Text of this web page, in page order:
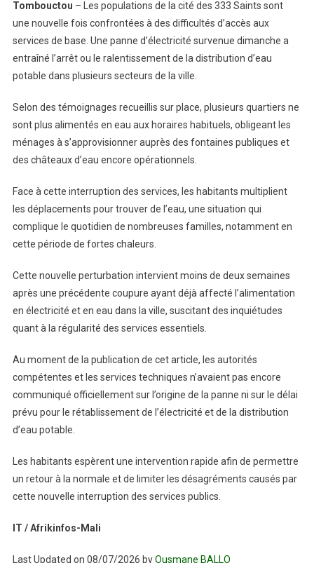
Tombouctou – Les populations de la cité des 333 Saints sont
une nouvelle fois confrontées à des difficultés d’accès aux
services de base. Une panne d’électricité survenue dimanche a
entraîné l’arrêt ou le ralentissement de la distribution d’eau
potable dans plusieurs secteurs de la ville.
Selon des témoignages recueillis sur place, plusieurs quartiers ne
sont plus alimentés en eau aux horaires habituels, obligeant les
ménages à s’approvisionner auprès des fontaines publiques et
des châteaux d’eau encore opérationnels.
Face à cette interruption des services, les habitants multiplient
les déplacements pour trouver de l’eau, une situation qui
complique le quotidien de nombreuses familles, notamment en
cette période de fortes chaleurs.
Cette nouvelle perturbation intervient moins de deux semaines
après une précédente coupure ayant déjà affecté l’alimentation
en électricité et en eau dans la ville, suscitant des inquiétudes
quant à la régularité des services essentiels.
Au moment de la publication de cet article, les autorités
compétentes et les services techniques n’avaient pas encore
communiqué officiellement sur l’origine de la panne ni sur le délai
prévu pour le rétablissement de l’électricité et de la distribution
d’eau potable.
Les habitants espèrent une intervention rapide afin de permettre
un retour à la normale et de limiter les désagréments causés par
cette nouvelle interruption des services publics.
IT / Afrikinfos-Mali
Last Updated on 08/07/2026 byOusmane BALLO